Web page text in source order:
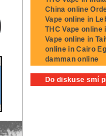
China online
Vape online in
THC Vape online
Vape online in
online in Cairo
damman online
Do diskuse smí